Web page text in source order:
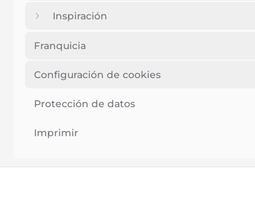
Inspiración
Franquicia
Configuración de cookies
Protección de datos
Imprimir